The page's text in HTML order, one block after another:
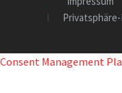
Consent Management